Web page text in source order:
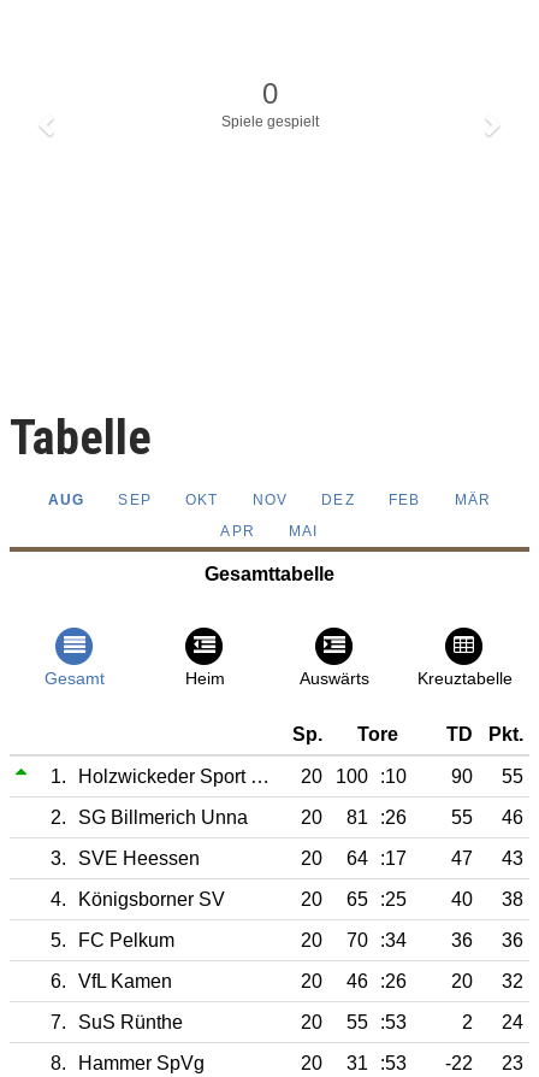
Tabelle
AUG SEP OKT NOV DEZ FEB
MÄR
APR
MAI
Gesamttabelle
Gesamt Heim Auswärts Kreuztabelle
Sp. Tore TD Pkt.
1. Holzwickeder Sport Club 20 100 :10 90
55
2.
SG Billmerich Unna 20 81 :26 55
46
3.
SVE Heessen 20 64 :17 47
43
4.
Königsborner SV 20 65 :25 40
38
5.
FC Pelkum 20 70 :34 36
36
6.
VfL Kamen 20 46 :26 20
32
7.
SuS Rünthe 20 55 :53 2
24
8.
Hammer SpVg 20 31 :53 -22
23